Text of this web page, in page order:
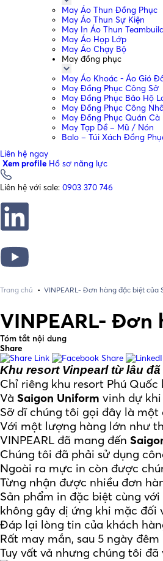
May Áo Thun Đồng Phục
May Áo Thun Sự Kiện
May In Áo Thun
May Áo Họp Lớp
May Áo Chạy Bộ
May đồng phục
May Áo Khoác - Áo Gió
May Đồng Phục Công Sở
May Đồng Phục Bảo Hộ
May Đồng Phục Công
May Đồng Phục Quán Cà
May Tạp Dề – Mũ / Nón
Balo – Túi Xách Đồng
Liên hệ ngay
Xem profile Hồ sơ năng lực
Liên hệ với sale: 0903 370 746
Trang chủ • VINPEARL- Đơn hàng đặc biệt của
VINPEARL-
Tóm tắt nội dung
Share
Khu resort Vinpearl từ lâu
Chỉ riêng khu resort Phú
Và Saigon Uniform vinh dự
Sỡ dĩ chúng tôi gọi đây là
Với một lượng hàng lớn như
VINPEARL đã mang đến
Chúng tôi đã phải sử dụng
Ngoài ra mực in còn được
Từng nhận được nhiều đơn
Sản phẩm in đặc biệt cùng
không gây dị ứng khi mặc đối
Đáp lại lòng tin của khách
Rất may mắn, sau 5 ngày
Tuy vất vả nhưng chúng tôi